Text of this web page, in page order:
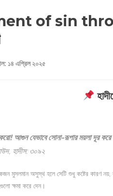
of sin
১৪ এপ্রিল ২০২৫
আগুন যেভাবে সোনা-রূপার ময়লা দূর
হাদীস: ৩০৯২
মুসলমান অসুস্থ হলে সেটি শুধু কষ্টের কারণ
ক্ষমা করে দেন।